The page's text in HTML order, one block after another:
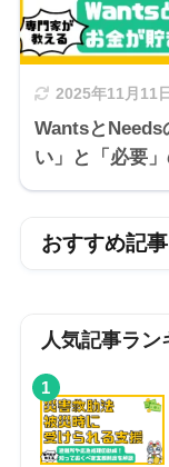
2025年11月11日
WantsとNeeds
い」と「必要
おすすめ記事
人気記事ラン
1